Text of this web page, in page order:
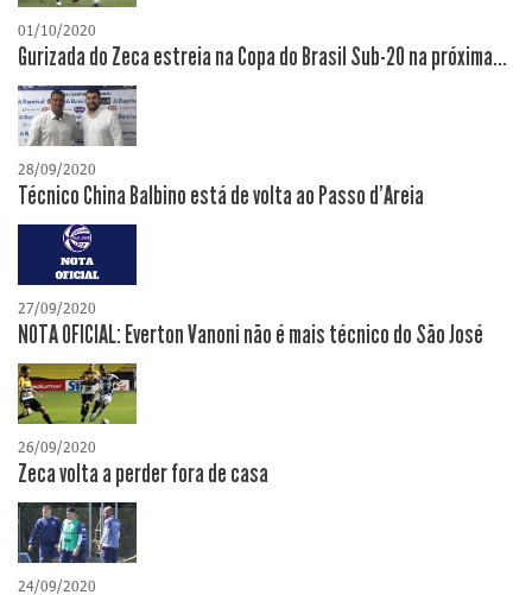
01/10/2020
Gurizada do Zeca estreia na Copa do Brasil Sub-20 na próxima...
28/09/2020
Técnico China Balbino está de volta ao Passo d'Areia
27/09/2020
NOTA OFICIAL: Everton Vanoni não é mais técnico do São José
26/09/2020
Zeca volta a perder fora de casa
24/09/2020